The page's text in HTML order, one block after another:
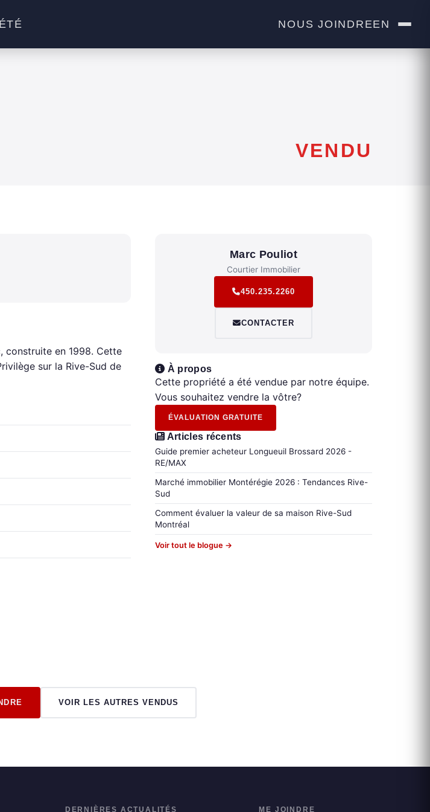
NOUS JOINDREEN
VENDU
construite en 1998. Cette
sur la Rive-Sud de
Marc Pouliot
Courtier Immobilier
450.235.2260
CONTACTER
À propos
Cette propriété a été vendue par notre équipe.
Vous souhaitez vendre la vôtre?
ÉVALUATION GRATUITE
Articles récents
Guide premier acheteur Longueuil Brossard 2026 -
RE/MAX
Marché immobilier Montérégie 2026 : Tendances Rive-
Sud
Comment évaluer la valeur de sa maison Rive-Sud
Montréal
Voir tout le blogue →
VOIR LES AUTRES VENDUS
DERNIÈRES ACTUALITÉS ME JOINDRE